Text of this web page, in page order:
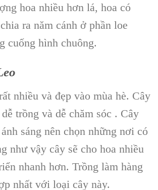
hoa nhiều hơn lá, hoa có
ra năm cánh ở phần loe
cuống hình chuông.
nhiều và đẹp vào mùa hè. Cây
trồng và dễ chăm sóc . Cây
sáng nên chọn những nơi có
như vậy cây sẽ cho hoa nhiều
nhanh hơn. Trồng làm hàng
nhất với loại cây này.